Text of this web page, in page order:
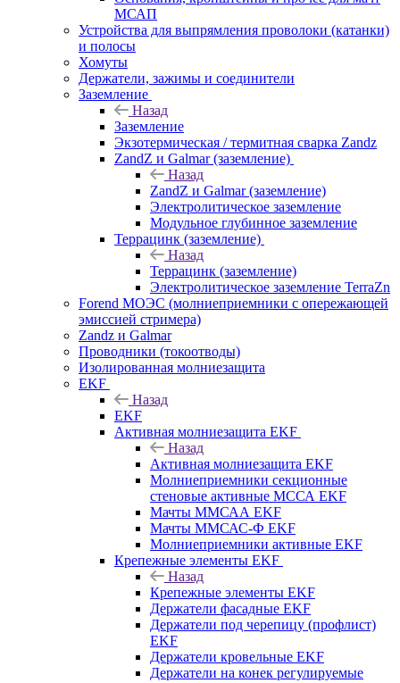
МСАП
Устройства для выпрямления проволоки (катанки)
и полосы
Хомуты
Держатели, зажимы и соединители
Заземление
Назад
Заземление
Экзотермическая / термитная сварка Zandz
ZandZ и Galmar (заземление)
Назад
ZandZ и Galmar (заземление)
Электролитическое заземление
Модульное глубинное заземление
Террацинк (заземление)
Назад
Террацинк (заземление)
Электролитическое заземление TerraZn
Forend МОЭС (молниеприемники с опережающей
эмиссией стримера)
Zandz и Galmar
Проводники (токоотводы)
Изолированная молниезащита
EKF
Назад
EKF
Активная молниезащита EKF
Назад
Активная молниезащита EKF
Молниеприемники секционные
стеновые активные МССА EKF
Мачты ММСАА EKF
Мачты ММСАС-Ф EKF
Молниеприемники активные EKF
Крепежные элементы EKF
Назад
Крепежные элементы EKF
Держатели фасадные EKF
Держатели под черепицу (профлист)
EKF
Держатели кровельные EKF
Держатели на конек регулируемые